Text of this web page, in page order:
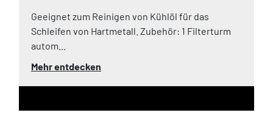
Geeignet zum Reinigen von Kühlöl für das
Schleifen von Hartmetall. Zubehör: 1 Filterturm
autom...
Mehr entdecken